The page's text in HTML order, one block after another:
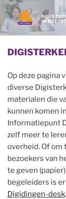
Ga
naar
de
Op deze pagina
diverse
materialen die
kunnen komen
Informatiepunt
zelf meer te
overheid. Of om
bezoekers van
te geven
begeleiders is
Digidingen-desk